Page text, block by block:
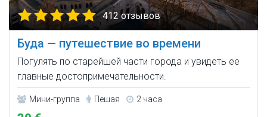
412 отзывов
Буда — путешествие во времени
Погулять по старейшей части города и увидеть ее
главные достопримечательности.
Мини-группа Пешая 2 часа